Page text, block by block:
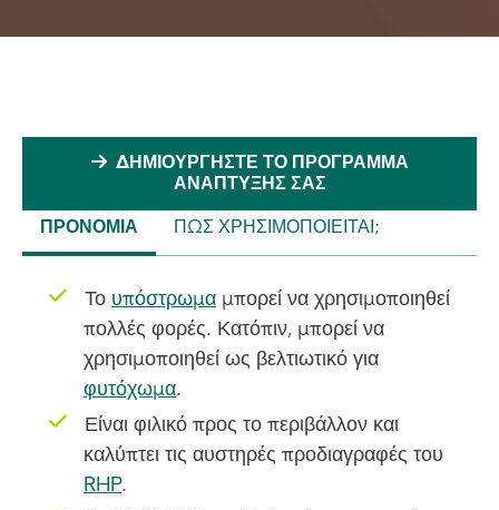
ΠΡΟΝΌΜΙΑ
(ACTIVE
ΠΏΣ ΧΡΗΣΙΜΟΠΟΙΕΊΤΑΙ;
ΔΗΜΙΟΥΡΓΉΣΤΕ ΤΟ ΠΡΌΓΡΑΜΜΑ
ΑΝΆΠΤΥΞΉΣ ΣΑΣ
Το υπόστρωμα μπορεί να χρησιμοποιηθεί
πολλές φορές. Κατόπιν, μπορεί να
χρησιμοποιηθεί ως βελτιωτικό για
φυτόχωμα.
Είναι φιλικό προς το περιβάλλον και
καλύπτει τις αυστηρές προδιαγραφές του
RHP.